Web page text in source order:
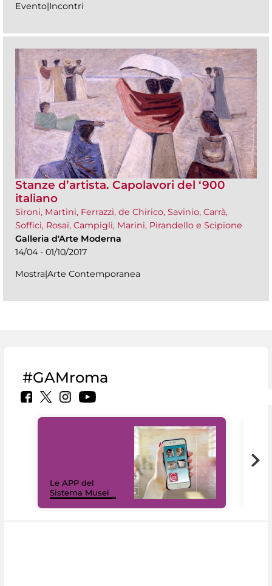
Evento|Incontri
Stanze d’artista. Capolavori del ‘900
italiano
Sironi, Martini, Ferrazzi, de Chirico, Savinio, Carrà,
Soffici, Rosai, Campigli, Marini, Pirandello e Scipione
Galleria d'Arte Moderna
14/04 - 01/10/2017
Mostra|Arte Contemporanea
#GAMroma
Le APP del
Sistema Musei